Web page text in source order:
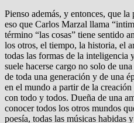
Pienso además, y entonces, que
eso que Carlos Marzal llama
término “las cosas” tiene sentido
los otros, el tiempo, la historia, el
todas las formas de la
suele hacerse cargo no solo de
de toda una generación y de una
en el mundo a partir de la
con todo y todos. Dueña de una
conocer todos los otros mundos
poesía, todas las músicas habidas